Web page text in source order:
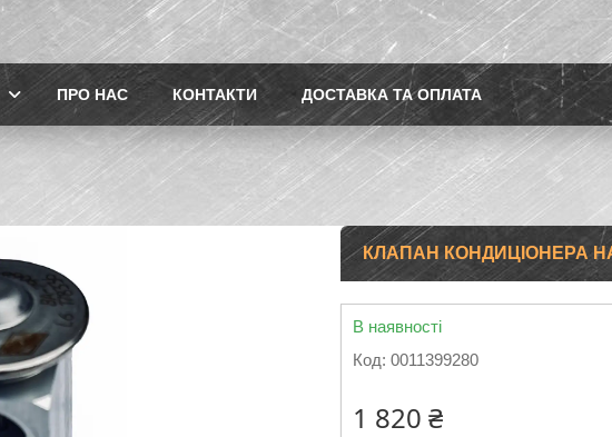
ПРО НАС КОНТАКТИ ДОСТАВКА ТА ОПЛАТА
КЛАПАН КОНДИЦІОНЕРА
В наявності
Код: 0011399280
1 820 ₴